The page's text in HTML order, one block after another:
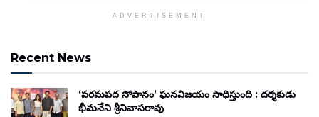
ADVERTISEMENT
Recent News
‘పరమపద సోపానం’ ఘనవిజయం సాధిస్తుంది : దర్శకుడు
భీమనేని శ్రీనివాసరావు